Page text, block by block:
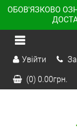
ОБОВ'ЯЗКОВО
Увійти
(0) 0.00грн.